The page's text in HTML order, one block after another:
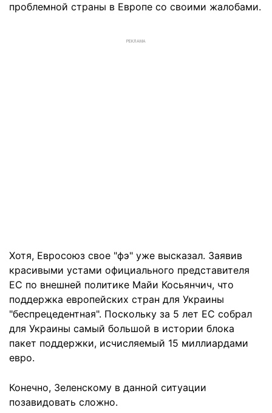
проблемной страны в Европе со своими жалобами.
РЕКЛАМА
Хотя, Евросоюз свое "фэ" уже высказал. Заявив
красивыми устами официального представителя
ЕС по внешней политике Майи Косьянчич, что
поддержка европейских стран для Украины
"беспрецедентная". Поскольку за 5 лет ЕС собрал
для Украины самый большой в истории блока
пакет поддержки, исчисляемый 15 миллиардами
евро.
Конечно, Зеленскому в данной ситуации
позавидовать сложно.